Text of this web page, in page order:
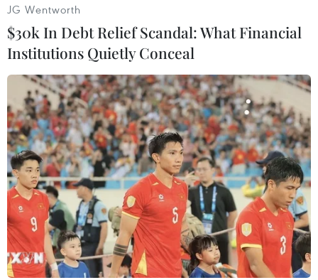
Phẫu thuật chỉnh hình cột sống. (Ảnh minh họa. Nguồn: TTXVN)
Báo cáo "Vật liệu y sinh PEEK và công nghệ 3D
trong chấn thương chỉnh hình và tạo hình sọ
não" đã đề cập đến việc ứng dụng công nghệ in
3D để tạo ra các sản phẩm cấy ghép có độ chính
JG Wentworth
$30k In Debt Relief Scandal: What Financial
Institutions Quietly Conceal